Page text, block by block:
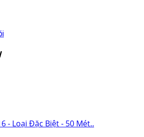
- Loại Đặc Biệt - 50 Mét..